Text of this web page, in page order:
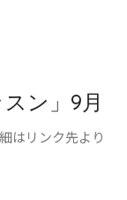
ン」9月
はリンク先より